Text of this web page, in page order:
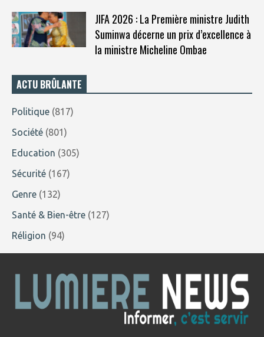
JIFA 2026 : La Première ministre Judith
Suminwa décerne un prix d’excellence à
la ministre Micheline Ombae
ACTU BRÛLANTE
Politique (817)
Société (801)
Education (305)
Sécurité (167)
Genre (132)
Santé & Bien-être (127)
Réligion (94)